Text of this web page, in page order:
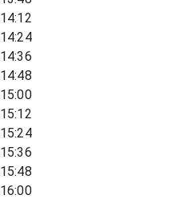
14:12
14:24
14:36
14:48
15:00
15:12
15:24
15:36
15:48
16:00